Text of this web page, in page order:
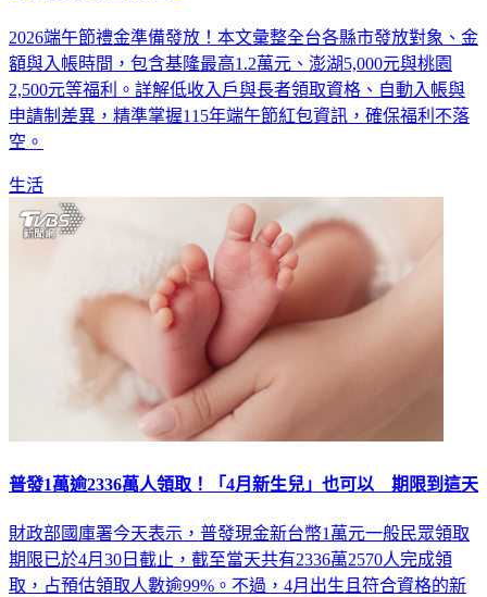
2026端午節禮金準備發放！本文彙整全台各縣市發放對象、金
額與入帳時間，包含基隆最高1.2萬元、澎湖5,000元與桃園
2,500元等福利。詳解低收入戶與長者領取資格、自動入帳與
申請制差異，精準掌握115年端午節紅包資訊，確保福利不落
空。
生活
普發1萬逾2336萬人領取！「4月新生兒」也可以 期限到這天
財政部國庫署今天表示，普發現金新台幣1萬元一般民眾領取
期限已於4月30日截止，截至當天共有2336萬2570人完成領
取，占預估領取人數逾99%。不過，4月出生且符合資格的新